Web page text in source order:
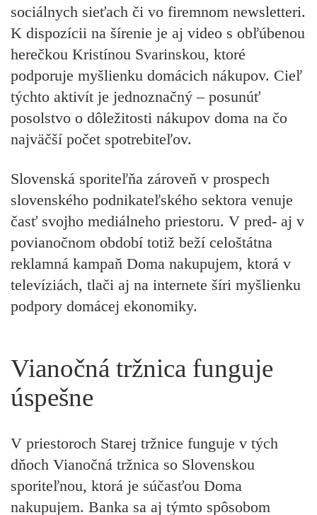
sociálnych sieťach či vo firemnom newsletteri.
K dispozícii na šírenie je aj video s obľúbenou
herečkou Kristínou Svarinskou, ktoré
podporuje myšlienku domácich nákupov. Cieľ
týchto aktivít je jednoznačný – posunúť
posolstvo o dôležitosti nákupov doma na čo
najväčší počet spotrebiteľov.
Slovenská sporiteľňa zároveň v prospech
slovenského podnikateľského sektora venuje
časť svojho mediálneho priestoru. V pred- aj v
povianočnom období totiž beží celoštátna
reklamná kampaň Doma nakupujem, ktorá v
televíziách, tlači aj na internete šíri myšlienku
podpory domácej ekonomiky.
Vianočná tržnica funguje
úspešne
V priestoroch Starej tržnice funguje v tých
dňoch Vianočná tržnica so Slovenskou
sporiteľnou, ktorá je súčasťou Doma
nakupujem. Banka sa aj týmto spôsobom